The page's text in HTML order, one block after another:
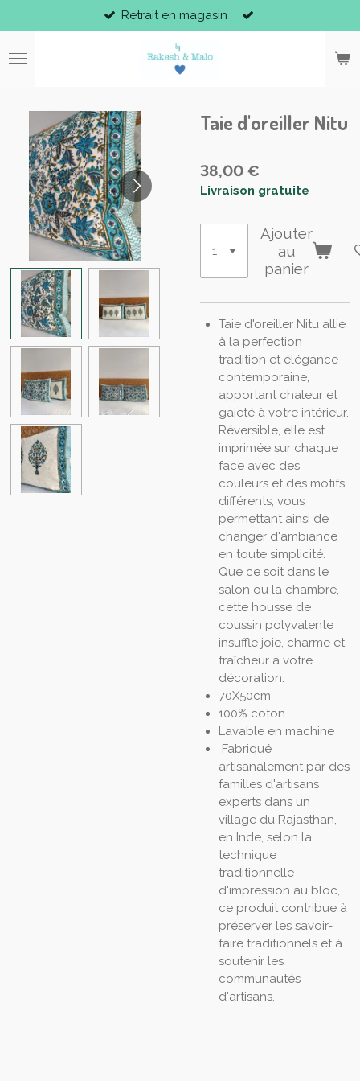
au
contenu
Retrait en magasin
Taie d'oreiller Nitu
38,00 €
Livraison gratuite
Ajouter
au
panier
Taie d'oreiller Nitu allie
à la perfection
tradition et élégance
contemporaine,
apportant chaleur et
gaieté à votre intérieur.
Réversible, elle est
imprimée sur chaque
face avec des
couleurs et des motifs
différents, vous
permettant ainsi de
changer d'ambiance
en toute simplicité.
Que ce soit dans le
salon ou la chambre,
cette housse de
coussin polyvalente
insuffle joie, charme et
fraîcheur à votre
décoration.
70X50cm
100% coton
Lavable en machine
Fabriqué
artisanalement par des
familles d'artisans
experts dans un
village du Rajasthan,
en Inde, selon la
technique
traditionnelle
d'impression au bloc,
ce produit contribue à
préserver les savoir-
faire traditionnels et à
soutenir les
communautés
d'artisans.